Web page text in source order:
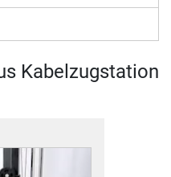
Kabelzugstation